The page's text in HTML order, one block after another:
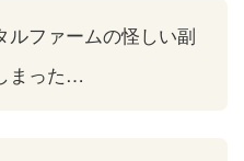
ルファームの怪しい副
まった…